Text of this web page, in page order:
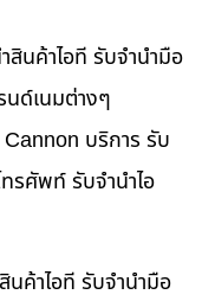
นค้าไอที รับจำนำมือ
นด์เนมต่างๆ
บริการ รับ
รศัพท์ รับจำนำไอ
นค้าไอที รับจำนำมือ